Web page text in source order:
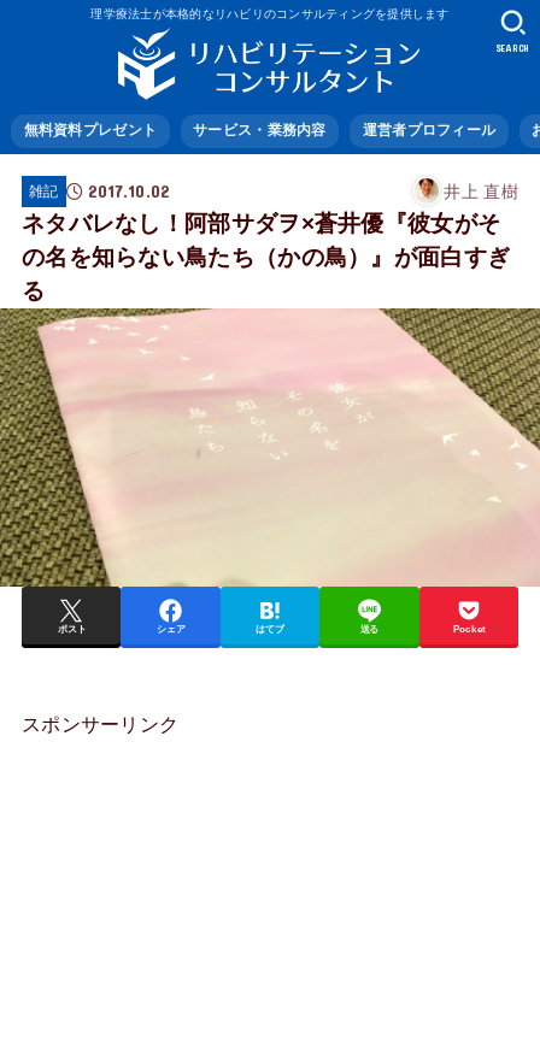
理学療法士が本格的なリハビリのコンサルティングを提供します
無料資料プレゼント サービス・業務内容 運営者プロフィール
SEARCH
雑記 2017.10.02 井上 直樹
ネタバレなし！阿部サダヲ×蒼井優『彼女がそ
の名を知らない鳥たち（かの鳥）』が面白すぎ
る
ポスト シェア はてブ 送る Pocket
スポンサーリンク